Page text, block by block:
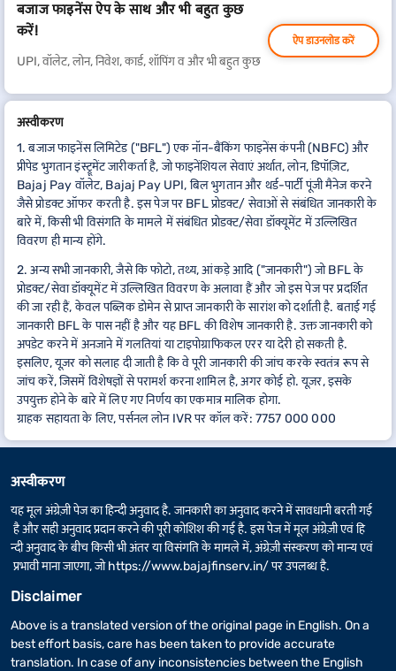
बजाज फाइनेंस ऐप के साथ और भी बहुत कुछ
करें!
UPI, वॉलेट, लोन, निवेश, कार्ड, शॉपिंग व और भी बहुत कुछ
ऐप डाउनलोड करें
अस्वीकरण
1. बजाज फाइनेंस लिमिटेड ("BFL") एक नॉन-बैंकिंग फाइनेंस कंपनी (NBFC) और
प्रीपेड भुगतान इंस्ट्रूमेंट जारीकर्ता है, जो फाइनेंशियल सेवाएं अर्थात, लोन, डिपॉज़िट,
Bajaj Pay वॉलेट, Bajaj Pay UPI, बिल भुगतान और थर्ड-पार्टी पूंजी मैनेज करने
जैसे प्रोडक्ट ऑफर करती है. इस पेज पर BFL प्रोडक्ट/ सेवाओं से संबंधित जानकारी के
बारे में, किसी भी विसंगति के मामले में संबंधित प्रोडक्ट/सेवा डॉक्यूमेंट में उल्लिखित
विवरण ही मान्य होंगे.
2. अन्य सभी जानकारी, जैसे कि फोटो, तथ्य, आंकड़े आदि ("जानकारी") जो BFL के
प्रोडक्ट/सेवा डॉक्यूमेंट में उल्लिखित विवरण के अलावा हैं और जो इस पेज पर प्रदर्शित
की जा रही हैं, केवल पब्लिक डोमेन से प्राप्त जानकारी के सारांश को दर्शाती है. बताई गई
जानकारी BFL के पास नहीं है और यह BFL की विशेष जानकारी है. उक्त जानकारी को
अपडेट करने में अनजाने में गलतियां या टाइपोग्राफिकल एरर या देरी हो सकती है.
इसलिए, यूज़र को सलाह दी जाती है कि वे पूरी जानकारी की जांच करके स्वतंत्र रूप से
जांच करें, जिसमें विशेषज्ञों से परामर्श करना शामिल है, अगर कोई हो. यूज़र, इसके
उपयुक्त होने के बारे में लिए गए निर्णय का एकमात्र मालिक होगा.
ग्राहक सहायता के लिए, पर्सनल लोन IVR पर कॉल करें: 7757 000 000
अस्वीकरण
यह मूल अंग्रेज़ी पेज का हिन्दी अनुवाद है. जानकारी का अनुवाद करने में सावधानी बरती गई
है और सही अनुवाद प्रदान करने की पूरी कोशिश की गई है. इस पेज में मूल अंग्रेज़ी एवं हि
न्दी अनुवाद के बीच किसी भी अंतर या विसंगति के मामले में, अंग्रेज़ी संस्करण को मान्य एवं
प्रभावी माना जाएगा, जोhttps://www.bajajfinserv.in/पर उपलब्ध है.
Disclaimer
Above is a translated version of the original page in English. On a
best effort basis, care has been taken to provide accurate
translation. In case of any inconsistencies between the English